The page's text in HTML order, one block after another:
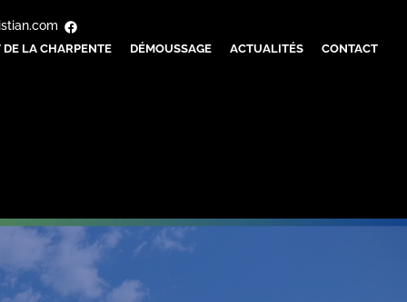
LA CHARPENTE DÉMOUSSAGE ACTUALITÉS CONTACT